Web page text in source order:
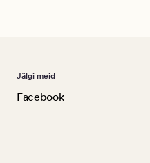
Jälgi meid
Facebook